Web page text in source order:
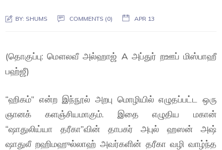
BY: SHUMS COMMENTS (0) APR 13
(தொகுப்பு: மௌலவீ அல்ஹாஜ் A அப்துர் றஊப் மிஸ்பாஹீ
பஹ்ஜீ)
“ஹிகம்” என்ற இந்நூல் அறபு மொழியில் எழுதப்பட்ட ஒரு
ஞானக் களஞ்சியமாகும். இதை எழுதிய மகான்
“ஷாதுலிய்யா தரீகா”வின் தாபகர் அபுல் ஹஸன் அஷ்
ஷாதுலீ றஹிமஹுல்லாஹ் அவர்களின் தரீகா வழி வாழ்ந்த